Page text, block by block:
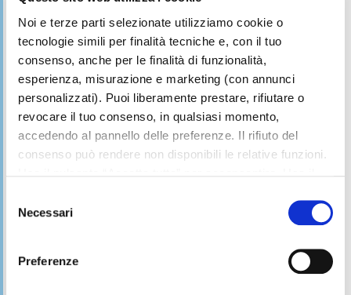
Noi e terze parti selezionate utilizziamo cookie o
tecnologie simili per finalità tecniche e, con il tuo
consenso, anche per le finalità di funzionalità,
esperienza, misurazione e marketing (con annunci
personalizzati). Puoi liberamente prestare, rifiutare o
revocare il tuo consenso, in qualsiasi momento,
accedendo al pannello delle preferenze. Il rifiuto del
consenso può rendere non disponibili le relative funzioni.
Leggi laCookie policy
delNecessari
Preferenze
Professione*
Città
CAP
Provincia